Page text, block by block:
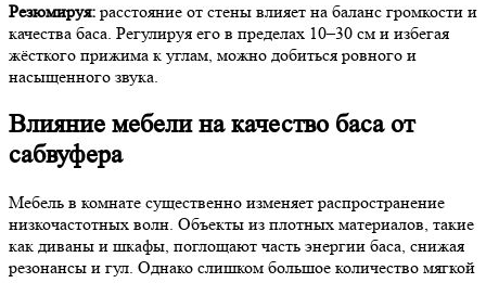
Резюмируя: расстояние от стены влияет на баланс громкости и
качества баса. Регулируя его в пределах 10–30 см и избегая
жёсткого прижима к углам, можно добиться ровного и
насыщенного звука.
Влияние мебели на качество баса от
сабвуфера
Мебель в комнате существенно изменяет распространение
низкочастотных волн. Объекты из плотных материалов, такие
как диваны и шкафы, поглощают часть энергии баса, снижая
резонансы и гул. Однако слишком большое количество мягкой